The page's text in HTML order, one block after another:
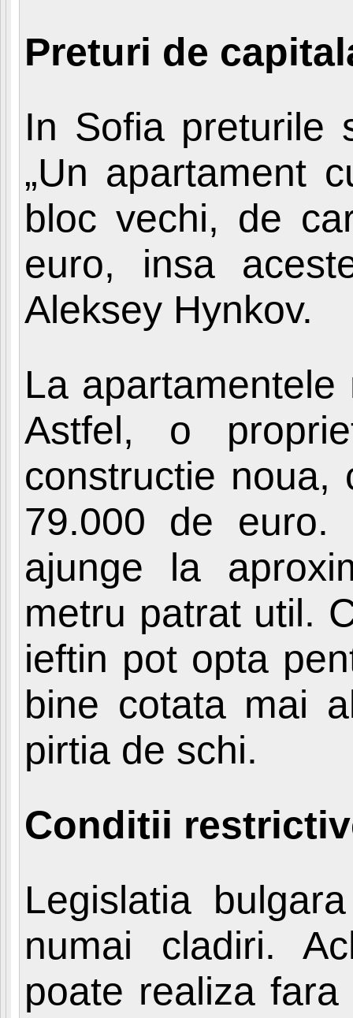
Preturi de
In Sofia preturile
„Un apartament
bloc vechi, de
euro, insa
Aleksey Hynkov.
La
Astfel, o
constructie
79.000 de
ajunge la
metru patrat util.
ieftin pot opta
bine cotata mai
pirtia de schi.
Conditii
Legislatia
numai cladiri.
poate realiza